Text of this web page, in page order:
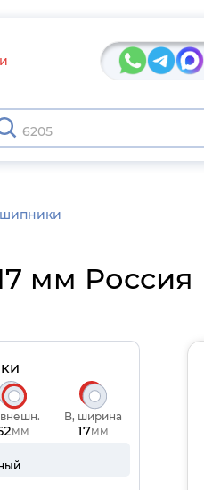
6
мм Россия
мм
B, ширина
17мм